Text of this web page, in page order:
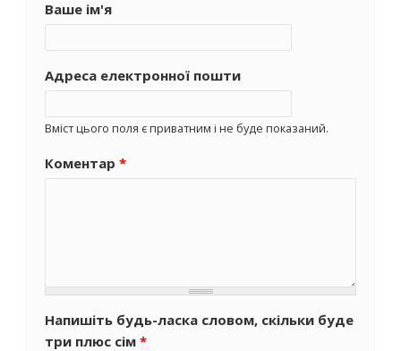
Ваше ім'я
Адреса електронної пошти
Вміст цього поля є приватним і не буде показаний.
Коментар *
Напишіть будь-ласка словом, скільки буде
три плюс сім *